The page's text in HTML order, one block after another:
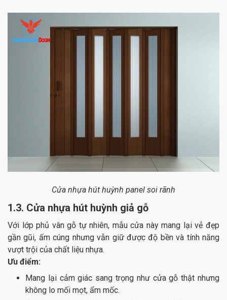
Cửa nhựa hút huỳnh panel soi rãnh
1.3. Cửa nhựa hút huỳnh giả gỗ
Với lớp phủ vân gỗ tự nhiên, mẫu cửa này mang lại vẻ đẹp
gần gũi, ấm cúng nhưng vẫn giữ được độ bền và tính năng
vượt trội của chất liệu nhựa.
Ưu điểm:
Mang lại cảm giác sang trọng như cửa gỗ thật nhưng
không lo mối mọt, ẩm mốc.